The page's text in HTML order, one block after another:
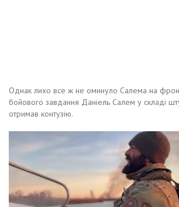
Однак лихо все ж не оминуло Салема на
бойового завдання Даніель Салем у складі
отримав контузію.